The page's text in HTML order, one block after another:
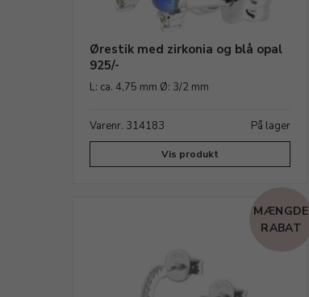
Ørestik med zirkonia og blå opal
925/-
L: ca. 4,75 mm Ø: 3/2 mm
Varenr. 314183 På lager
Vis produkt
MÆNGDE
RABAT